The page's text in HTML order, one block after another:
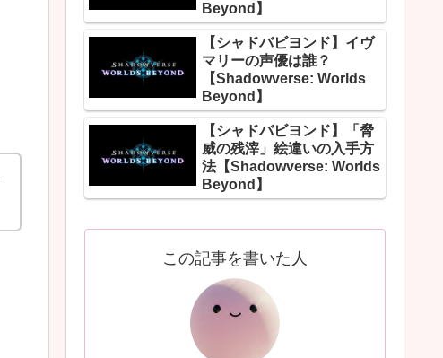
Beyond】
【シャドバビヨンド】イヴ
マリーの声優は誰？
【Shadowverse: Worlds
Beyond】
【シャドバビヨンド】「脅
威の残滓」絵違いの入手方
法【Shadowverse: Worlds
Beyond】
この記事を書いた人